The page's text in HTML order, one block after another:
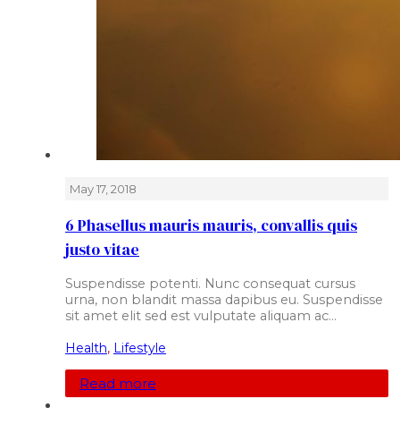
May 17, 2018
6 Phasellus mauris mauris, convallis quis
justo vitae
Suspendisse potenti. Nunc consequat cursus
urna, non blandit massa dapibus eu. Suspendisse
sit amet elit sed est vulputate aliquam ac…
Health, Lifestyle
Read more